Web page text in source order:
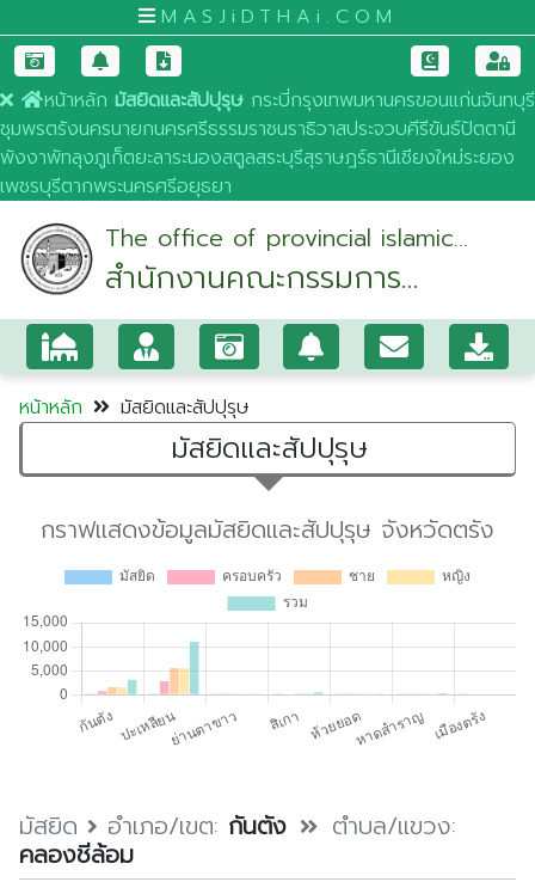
MASJiDTHAi.COM
หน้าหลัก มัสยิดและสัปปุรุษ กระบี่กรุงเทพมหานครขอนแก่นจันทบุรี
ชุมพรตรังนครนายกนครศรีธรรมราชนราธิวาสประจวบคีรีขันธ์ปัตตานี
พังงาพัทลุงภูเก็ตยะลาระนองสตูลสระบุรีสุราษฎร์ธานีเชียงใหม่ระยอง
เพชรบุรีตากพระนครศรีอยุธยา
The office of provincial islamic
council of trang
สำนักงานคณะกรรมการ
อิสลามประจำจังหวัดตรัง
หน้าหลัก มัสยิดและสัปปุรุษ
มัสยิดและสัปปุรุษ
มัสยิด อำเภอ/เขต: กันตัง
ตำบล/แขวง:
คลองชีล้อม